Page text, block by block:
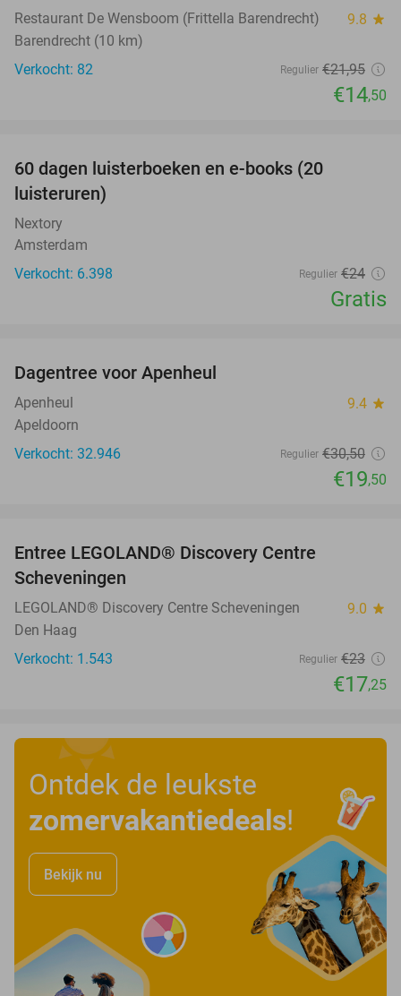
Restaurant De Wensboom (Frittella Barendrecht) 9.8 star
Barendrecht (10 km)
Verkocht: 82
Regulier €21,95
€14,50
60 dagen luisterboeken en e-books (20
luisteruren)
Nextory
Amsterdam
Verkocht: 6.398
Regulier €24
Gratis
Dagentree voor Apenheul
Apenheul 9.4 star
Apeldoorn
Verkocht: 32.946
Regulier €30,50
€19,50
Entree LEGOLAND® Discovery Centre
Scheveningen
LEGOLAND® Discovery Centre Scheveningen 9.0 star
Den Haag
Verkocht: 1.543
Regulier €23
€17,25
Ontdek de leukste
zomervakantiedeals!
Bekijk nu